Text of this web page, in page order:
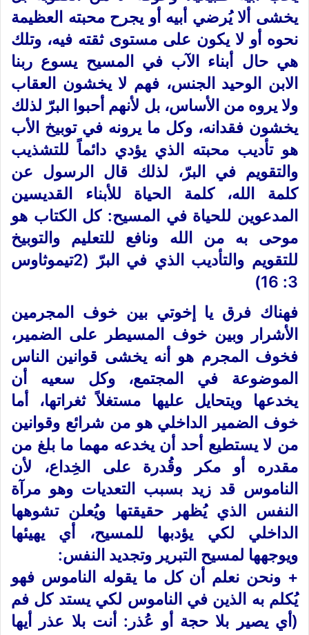
يخشى ألا يُرضي أبيه أو يجرح محبته العظيمة
نحوه أو لا يكون على مستوى ثقته فيه، وتلك
هي حال أبناء الآب في المسيح يسوع ربنا
الابن الوحيد الجنس، فهم لا يخشون العقاب
ولا يروه من الأساس، بل لأنهم أحبوا البرّ لذلك
يخشون فقدانه، وكل ما يرونه في توبيخ الأب
هو تأديب محبته الذي يؤدي دائماً للتشذيب
والتقويم في البرّ، لذلك قال الرسول عن
كلمة الله، كلمة الحياة للأبناء القديسين
المدعوين للحياة في المسيح: كل الكتاب هو
موحى به من الله ونافع للتعليم والتوبيخ
للتقويم والتأديب الذي في البرّ (2تيموثاوس
3: 16)
فهناك فرق يا إخوتي بين خوف المجرمين
الأشرار وبين خوف المسيطر على الضمير،
فخوف المجرم هو أنه يخشى قوانين الناس
الموضوعة في المجتمع، وكل سعيه أن
يخدعها ويتحايل عليها مستغلاً ثغراتها، أما
خوف الضمير الداخلي هو من شرائع وقوانين
من لا يستطيع أحد أن يخدعه مهما ما بلغ من
مقدره أو مكر وقُدرة على الخِداع، لأن
الناموس قد زيد بسبب التعديات وهو مرآة
النفس الذي يُظهر حقيقتها ويُعلن تشوهها
الداخلي لكي يؤدبها للمسيح، أي يهيئها
ويوجهها لمسيح التبرير وتجديد النفس:
+ ونحن نعلم أن كل ما يقوله الناموس فهو
يُكلم به الذين في الناموس لكي يستد كل فم
(أي يصير بلا حجة أو عُذر: أنت بلا عذر أيها